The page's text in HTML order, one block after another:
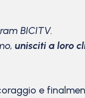
BICITV.
unisciti a loro
e